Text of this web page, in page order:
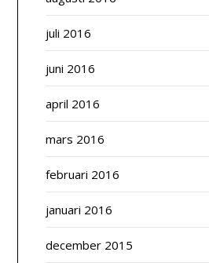
juli 2016
juni 2016
april 2016
mars 2016
februari 2016
januari 2016
december 2015